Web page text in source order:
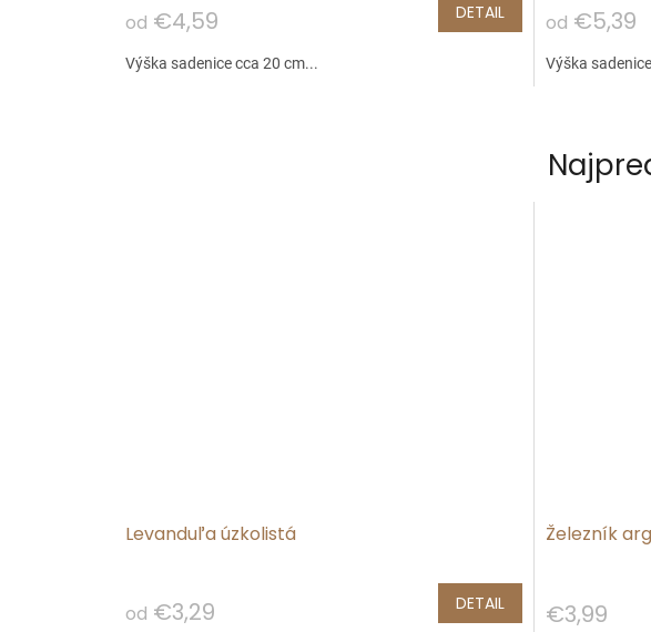
od €4,59 DETAIL
Výška sadenice cca 20 cm...
od €5,39
Výška
Levanduľa úzkolistá
od €3,29 DETAIL
Železník
€3,99